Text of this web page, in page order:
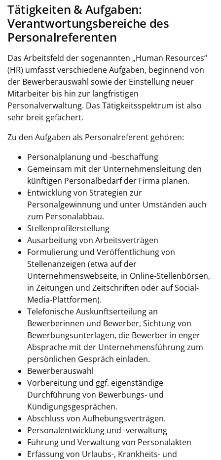
Tätigkeiten & Aufgaben:
Verantwortungsbereiche des
Personalreferenten
Das Arbeitsfeld der sogenannten „Human Resources“
(HR) umfasst verschiedene Aufgaben, beginnend von
der Bewerberauswahl sowie der Einstellung neuer
Mitarbeiter bis hin zur langfristigen
Personalverwaltung. Das Tätigkeitsspektrum ist also
sehr breit gefächert.
Zu den Aufgaben als Personalreferent gehören:
Personalplanung und -beschaffung
Gemeinsam mit der Unternehmensleitung den
künftigen Personalbedarf der Firma planen.
Entwicklung von Strategien zur
Personalgewinnung und unter Umständen auch
zum Personalabbau.
Stellenprofilerstellung
Ausarbeitung von Arbeitsverträgen
Formulierung und Veröffentlichung von
Stellenanzeigen (etwa auf der
Unternehmenswebseite, in Online-Stellenbörsen,
in Zeitungen und Zeitschriften oder auf Social-
Media-Plattformen).
Telefonische Auskunftserteilung an
Bewerberinnen und Bewerber, Sichtung von
Bewerbungsunterlagen, die Bewerber in enger
Absprache mit der Unternehmensführung zum
persönlichen Gespräch einladen.
Bewerberauswahl
Vorbereitung und ggf. eigenständige
Durchführung von Bewerbungs- und
Kündigungsgesprächen.
Abschluss von Aufhebungsverträgen.
Personalentwicklung und -verwaltung
Führung und Verwaltung von Personalakten
Erfassung von Urlaubs-, Krankheits- und